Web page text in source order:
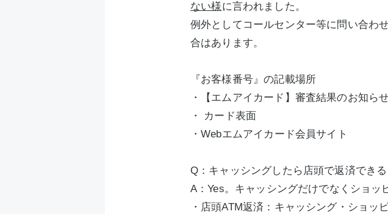
ない様に言われました。
例外としてコールセンター等に問い合わ
合はあります。
『お客様番号』の記載場所
・【エムアイカード】審査結果のお知ら
・ カード表面
・Webエムアイカード会員サイト
Q：キャッシングしたら店頭で返済できる
A：Yes。キャッシングだけでなくショッ
・店頭ATM返済：キャッシング・ショッ